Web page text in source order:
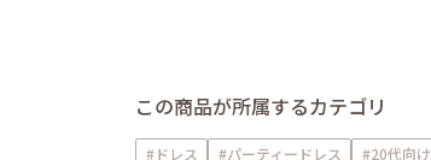
この商品が所属するカテゴリ
#ドレス #パーティードレス #20代向け